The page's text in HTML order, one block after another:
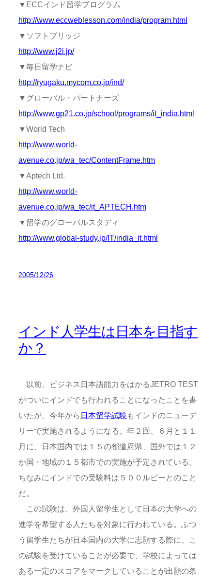
▼ECCインド留学プログラム
http://www.eccweblesson.com/india/program.html
▼ソフトブリッジ
http://www.j2i.jp/
▼毎日留学ナビ
http://ryugaku.mycom.co.jp/ind/
▼グローバル・パートナーズ
http://www.gp21.co.jp/school/programs/it_india.html
▼World Tech
http://www.world-
avenue.co.jp/wa_tec/ContentFrame.htm
▼Aptech Ltd.
http://www.world-
avenue.co.jp/wa_tec/it_APTECH.htm
▼留学のグローバルスタディ
http://www.global-study.jp/IT/india_it.html
2005/12/26
インド人学生は日本を目指す
か？
以前、ビジネス日本語能力をはかるJETRO TEST
がついにインドでも行われることになったことを書
いたが、今年から 日本留学試験 もインドのニューデ
リーで実施されるようになる。年２回、６月と１１
月に、日本国内では１５の都道府県、国外では１２
か国・地域の１５都市での実施が予定されている。
ちなみにインドでの受験料は５００ルピーとのこと
だ。
この試験は、外国人留学生として日本の大学への
進学を希望する人たちを対象に行われている。ふつ
う留学生たちが日本国内の大学に志願する際に、こ
の試験を受けていることが必要で、学校によっては
ある一定のスコアをマークしていることが出願の条